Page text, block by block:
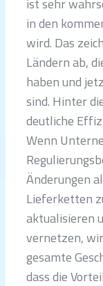
ist sehr
in den
wird. Das
Ländern ab,
haben und
sind. Hinter
deutliche
Wenn
Änderungen
Lieferketten
aktualisieren
vernetzen,
gesamte
dass die